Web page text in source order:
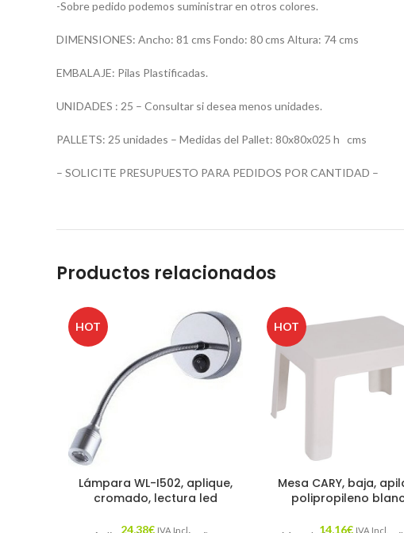
-Sobre pedido podemos suministrar en otros colores.
DIMENSIONES: Ancho: 81 cms Fondo: 80 cms Altura: 74 cms
EMBALAJE: Pilas Plastificadas.
UNIDADES : 25 – Consultar si desea menos unidades.
PALLETS: 25 unidades – Medidas del Pallet: 80x80x025 h cms
– SOLICITE PRESUPUESTO PARA PEDIDOS POR CANTIDAD –
Productos relacionados
HOT
Lámpara WL-I502, aplique,
cromado, lectura led
24,38€ IVA Incl.
HOT
Mesa CARY, baja,
polipropileno
14,16€ IVA Incl.